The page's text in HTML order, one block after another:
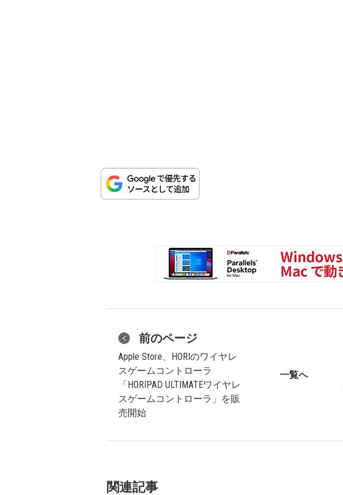
前のページ
Apple Store、HORIのワイヤレ
スゲームコントローラ
「HORIPAD ULTIMATEワイヤレ
スゲームコントローラ」を販
売開始
一覧へ
関連記事